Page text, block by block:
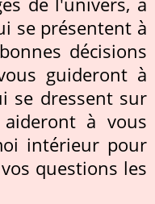
se présentent à
décisions
guideront à
se dressent sur
à vous
intérieur pour
questions les